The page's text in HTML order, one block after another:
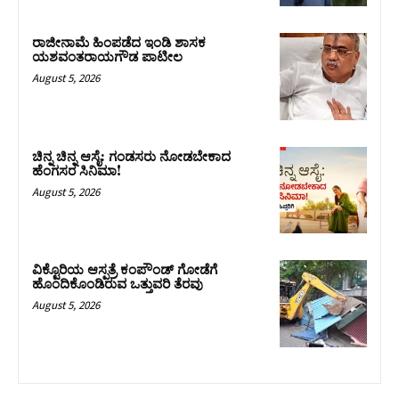
ರಾಜೀನಾಮೆ ಹಿಂಪಡೆದ ಇಂಡಿ ಶಾಸಕ
ಯಶವಂತರಾಯಗೌಡ ಪಾಟೀಲ
August 5, 2026
ಚಿನ್ನ ಚಿನ್ನ ಆಸೈ: ಗಂಡಸರು ನೋಡಬೇಕಾದ
ಹೆಂಗಸರ ಸಿನಿಮಾ!
August 5, 2026
ವಿಕ್ಟೊರಿಯ ಆಸ್ಪತ್ರೆ ಕಂಪೌಂಡ್ ಗೋಡೆಗೆ
ಹೊಂದಿಕೊಂಡಿರುವ ಒತ್ತುವರಿ ತೆರವು
August 5, 2026